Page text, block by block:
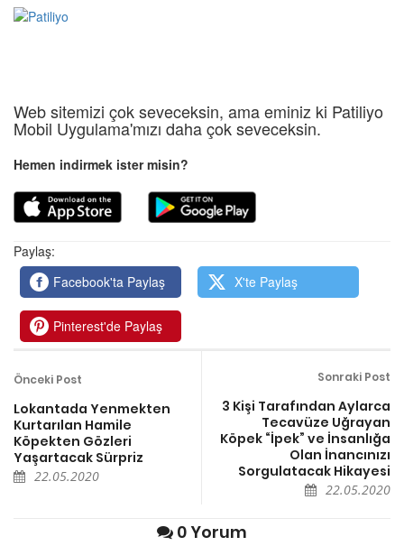
Web sitemizi çok seveceksin, ama eminiz ki Patiliyo
Mobil Uygulama'mızı daha çok seveceksin.
Hemen indirmek ister misin?
Paylaş:
Facebook'ta Paylaş
X'te Paylaş
Pinterest'de Paylaş
Önceki Post
Lokantada Yenmekten
Kurtarılan Hamile
Köpekten Gözleri
Yaşartacak Sürpriz
22.05.2020
Sonraki Post
3 Kişi Tarafından Aylarca
Tecavüze Uğrayan
Köpek “İpek” ve İnsanlığa
Olan İnancınızı
Sorgulatacak Hikayesi
22.05.2020
0 Yorum